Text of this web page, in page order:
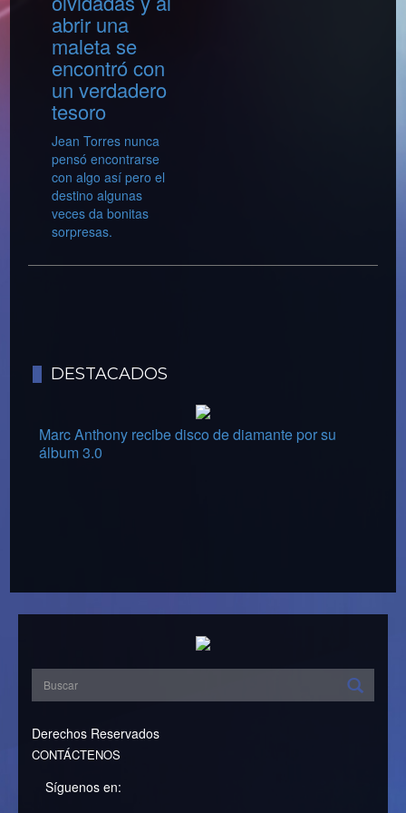
abrir una
maleta se
encontró con
un verdadero
tesoro
Jean Torres nunca
pensó encontrarse
con algo así pero el
destino algunas
veces da bonitas
sorpresas.
DESTACADOS
Marc Anthony recibe disco de diamante por su
álbum 3.0
Derechos Reservados
CONTÁCTENOS
Síguenos en: